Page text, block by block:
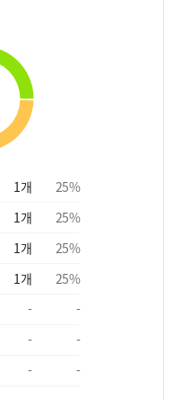
1개 25%
1개 25%
1개 25%
1개 25%
-
-
-
-
- -